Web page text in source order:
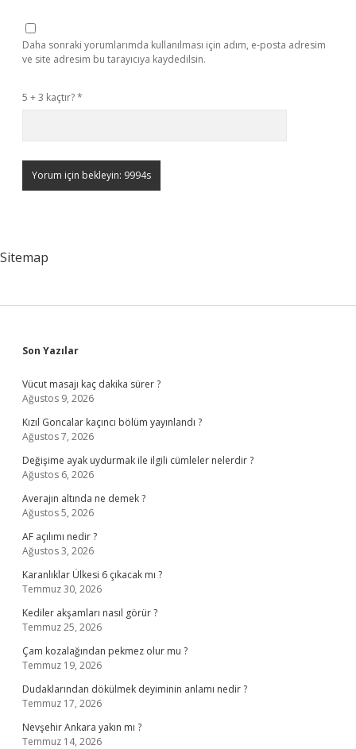
Daha sonraki yorumlarımda kullanılması için adım, e-posta adresim
ve site adresim bu tarayıcıya kaydedilsin.
5 + 3 kaçtır?*
Sitemap
Sidebar
Son Yazılar
Vücut masajı kaç dakika sürer ?
Ağustos 9, 2026
Kızıl Goncalar kaçıncı bölüm yayınlandı ?
Ağustos 7, 2026
Değişime ayak uydurmak ile ilgili cümleler nelerdir ?
Ağustos 6, 2026
Averajın altında ne demek ?
Ağustos 5, 2026
AF açılımı nedir ?
Ağustos 3, 2026
Karanlıklar Ülkesi 6 çıkacak mı ?
Temmuz 30, 2026
Kediler akşamları nasıl görür ?
Temmuz 25, 2026
Çam kozalağından pekmez olur mu ?
Temmuz 19, 2026
Dudaklarından dökülmek deyiminin anlamı nedir ?
Temmuz 17, 2026
Nevşehir Ankara yakın mı ?
Temmuz 14, 2026